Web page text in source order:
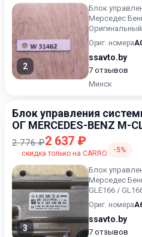
2
Блок
Мерседес
дефектов
Ориг. номера
ssavto.by
7 отзывов
Минск
Блок управления
ОГ MERCEDES-BENZ M-
06/2011 - 12/2015
2 776 ₽2 637 ₽
скидка только на CARRO -5%
3
Блок
Мерседес
GLE166 /
GLK204 /
Ориг. номера
ssavto.by
7 отзывов